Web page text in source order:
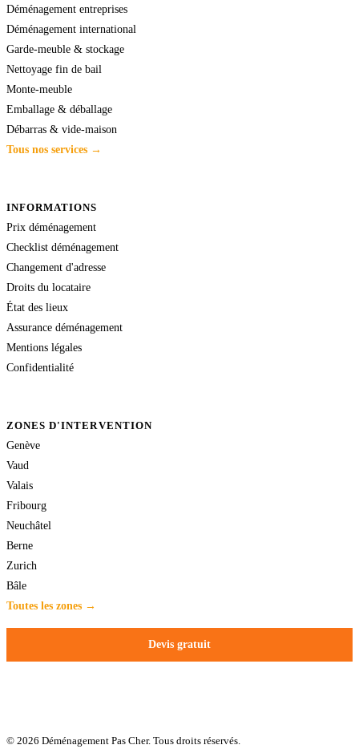
Déménagement entreprises
Déménagement international
Garde-meuble & stockage
Nettoyage fin de bail
Monte-meuble
Emballage & déballage
Débarras & vide-maison
Tous nos services →
INFORMATIONS
Prix déménagement
Checklist déménagement
Changement d'adresse
Droits du locataire
État des lieux
Assurance déménagement
Mentions légales
Confidentialité
ZONES D'INTERVENTION
Genève
Vaud
Valais
Fribourg
Neuchâtel
Berne
Zurich
Bâle
Toutes les zones →
Devis gratuit
© 2026 Déménagement Pas Cher. Tous droits réservés.